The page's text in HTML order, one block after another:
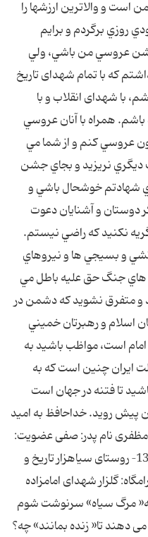
است و والاترين ارزشها را
روزي برگردم و برايم
عروسي من باشي، ولي
كه با تمام شهدای تاريخ
با شهدای انقلاب و با
همراه با آنان عروسي
عروسي كنم و از شما مي
نريزيد و بجاي جشن
شهادتم خوشحال باشي و
دوستان و آشنايان دعوت
نكنيد كه راضي نيستم.
و بسيجي ها و نيروهاي
هاي جنگ حق عليه باطل مي
و متفرق نشويد كه دشمن در
اسلام و رهبرتان خميني
امام است، مواظب باشيد به
ايران چنين است كه به
تا فتنه در جهان است
پيش رويد. خداحافظ به اميد
نام پدر: صفی عضویت:
پاسدار وظیفه تاریخ و محل تولد: 1346– روستای سیاهزار تاریخ و
شلمچه آرامگاه: گلزار شهدای امامزاده
مرگ سیاه» سرنوشت شوم
دهند تا« زنده بمانند» چه؟